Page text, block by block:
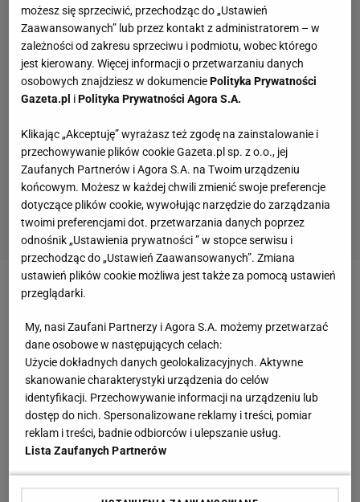
- Jesteśmy na poziomie 1/3 tego, co byłoby
popadamy jednak w jakiś hura optymizm, bo 2/3
dystansu jeszcze przed nami, a taka sprzedaż to nie
jest sprint, tylko bardziej maraton - opisywał sprawę
Wojsław Rysiewski w programie Sport.pl Fight. Cały
program do zobaczenia poniżej.
Zobacz wideo
możesz się sprzeciwić, przechodząc do „Ustawień
Zaawansowanych” lub przez kontakt z administratorem – w
zależności od zakresu sprzeciwu i podmiotu, wobec którego
jest kierowany. Więcej informacji o przetwarzaniu danych
osobowych znajdziesz w dokumenciePolityka Prywatności
Gazeta.pl iPolityka Prywatności Agora S.A.
Klikając „Akceptuję” wyrażasz też zgodę na zainstalowanie i
przechowywanie plików cookie Gazeta.pl sp. z o.o., jej
Zaufanych Partnerów i Agora S.A. na Twoim urządzeniu
końcowym. Możesz w każdej chwili zmienić swoje preferencje
dotyczące plików cookie, wywołując narzędzie do zarządzania
twoimi preferencjami dot. przetwarzania danych poprzez
odnośnik „Ustawienia prywatności ” w stopce serwisu i
przechodząc do „Ustawień Zaawansowanych”. Zmiana
ustawień plików cookie możliwa jest także za pomocą ustawień
przeglądarki.
My, nasi Zaufani Partnerzy i Agora S.A. możemy przetwarzać
dane osobowe w następujących celach:
Użycie dokładnych danych geolokalizacyjnych. Aktywne
skanowanie charakterystyki urządzenia do celów
identyfikacji. Przechowywanie informacji na urządzeniu lub
dostęp do nich. Spersonalizowane reklamy i treści, pomiar
reklam i treści, badnie odbiorców i ulepszanie usług.
Lista Zaufanych Partnerów